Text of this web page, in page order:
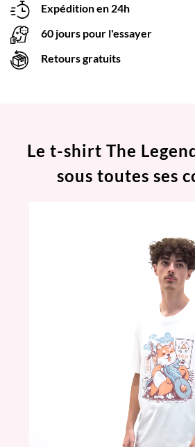
Expédition en 24h
60 jours pour l'essayer
Retours gratuits
Le t-shirt The
sous toutes ses